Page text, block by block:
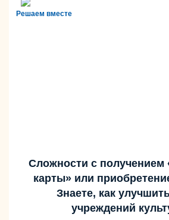
Решаем вместе
Сложности с получением
карты» или
Знаете, как
учреждений